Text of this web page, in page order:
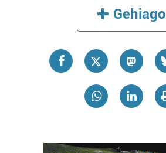
Gehiago